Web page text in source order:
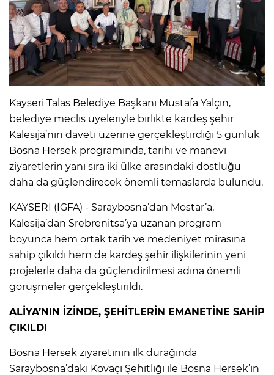
Kayseri Talas Belediye Başkanı Mustafa Yalçın,
belediye meclis üyeleriyle birlikte kardeş şehir
Kalesija’nın daveti üzerine gerçekleştirdiği 5 günlük
Bosna Hersek programında, tarihi ve manevi
ziyaretlerin yanı sıra iki ülke arasındaki dostluğu
daha da güçlendirecek önemli temaslarda bulundu.
KAYSERİ (İGFA) - Saraybosna’dan Mostar’a,
Kalesija’dan Srebrenitsa’ya uzanan program
boyunca hem ortak tarih ve medeniyet mirasına
sahip çıkıldı hem de kardeş şehir ilişkilerinin yeni
projelerle daha da güçlendirilmesi adına önemli
görüşmeler gerçekleştirildi.
ALİYA’NIN İZİNDE, ŞEHİTLERİN EMANETİNE SAHİP
ÇIKILDI
Bosna Hersek ziyaretinin ilk durağında
Saraybosna’daki Kovaçi Şehitliği ile Bosna Hersek’in